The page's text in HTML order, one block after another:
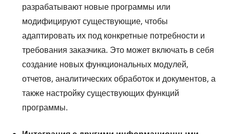
разрабатывают новые программы или
модифицируют существующие, чтобы
адаптировать их под конкретные потребности и
требования заказчика. Это может включать в себя
создание новых функциональных модулей,
отчетов, аналитических обработок и документов, а
также настройку существующих функций
программы.